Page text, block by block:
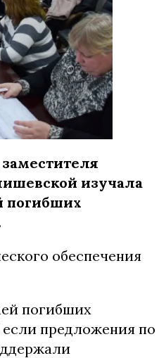
изучала
погибших
обеспечения
погибших
предложения по